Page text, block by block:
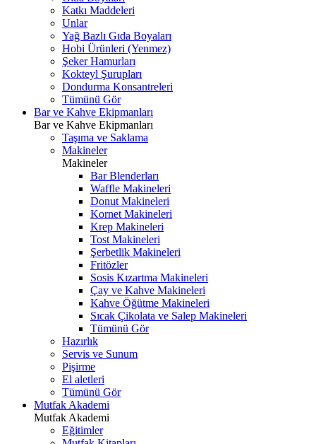
Katkı Maddeleri
Unlar
Yağ Bazlı Gıda Boyaları
Hobi Ürünleri (Yenmez)
Şeker Hamurları
Kokteyl Şurupları
Dondurma Konsantreleri
Tümünü Gör
Bar ve Kahve Ekipmanları
Bar ve Kahve Ekipmanları
Taşıma ve Saklama
Makineler
Makineler
Bar Blenderları
Waffle Makineleri
Donut Makineleri
Kornet Makineleri
Krep Makineleri
Tost Makineleri
Şerbetlik Makineleri
Fritözler
Sosis Kızartma Makineleri
Çay ve Kahve Makineleri
Kahve Öğütme Makineleri
Sıcak Çikolata ve Salep Makineleri
Tümünü Gör
Hazırlık
Servis ve Sunum
Pişirme
El aletleri
Tümünü Gör
Mutfak Akademi
Mutfak Akademi
Eğitimler